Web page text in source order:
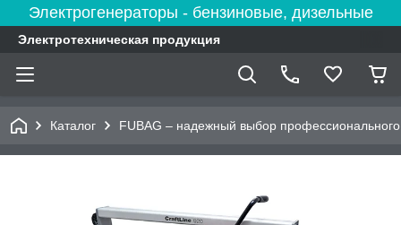
Электрогенераторы - бензиновые, дизельные
Электротехническая продукция
Каталог FUBAG – надежный выбор